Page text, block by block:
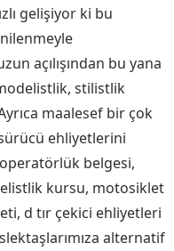
gelişiyor ki bu
açılışından bu yana
stilistlik
maalesef bir çok
ehliyetlerini
belgesi,
kursu, motosiklet
d tır çekici ehliyetleri
alternatif